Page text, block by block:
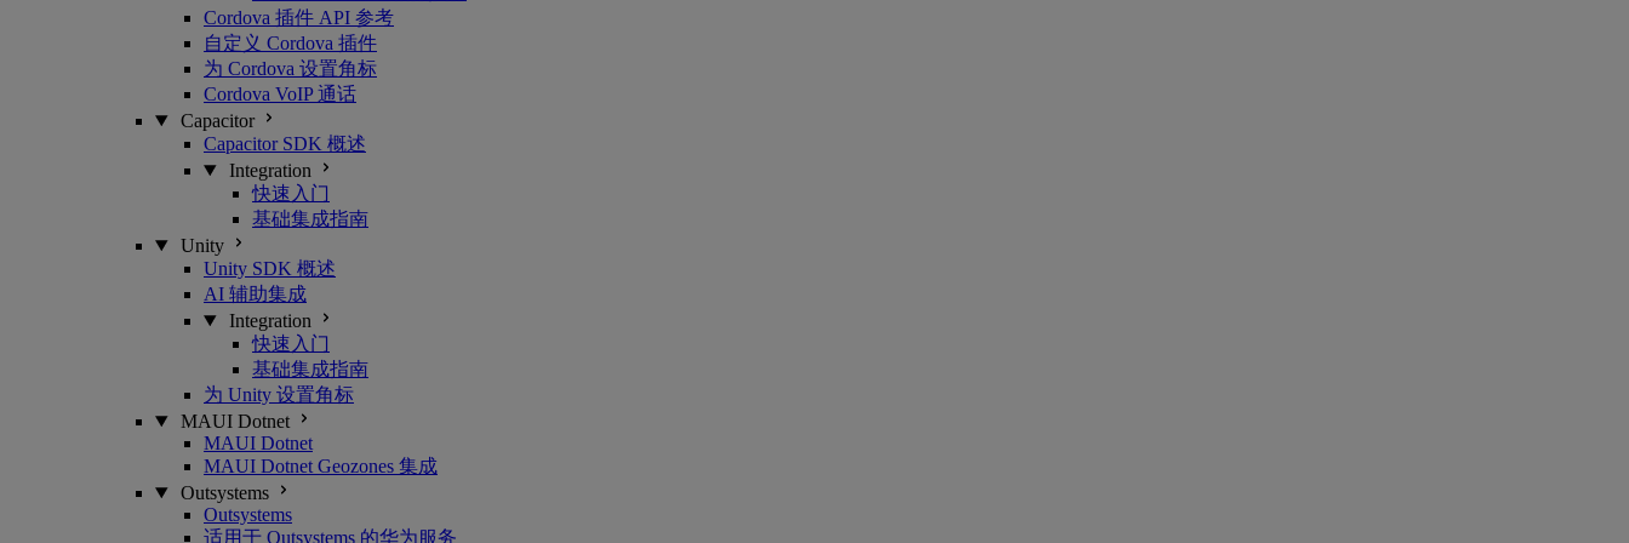
Cordova 插件 API 参考
自定义 Cordova 插件
为 Cordova 设置角标
Cordova VoIP 通话
Capacitor
Capacitor SDK 概述
Integration
快速入门
基础集成指南
Unity
Unity SDK 概述
AI 辅助集成
Integration
快速入门
基础集成指南
为 Unity 设置角标
MAUI Dotnet
MAUI Dotnet
MAUI Dotnet Geozones 集成
Outsystems
Outsystems
适用于 Outsystems 的华为服务